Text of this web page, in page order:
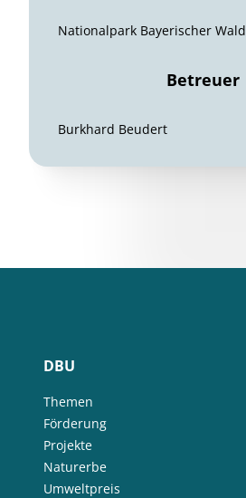
Nationalpark Bayerischer Wald
Betreuer
Burkhard Beudert
DBU
Themen
Förderung
Projekte
Naturerbe
Umweltpreis